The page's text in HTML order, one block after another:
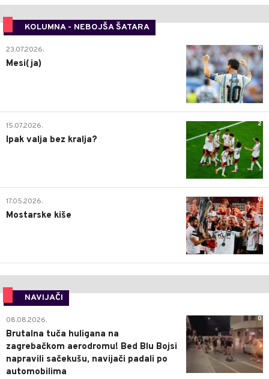
KOLUMNA - NEBOJŠA ŠATARA
0
23.07.2026.
Mesi(ja)
2
15.07.2026.
Ipak valja bez kralja?
0
17.05.2026.
Mostarske kiše
NAVIJAČI
0
08.08.2026.
Brutalna tuča huligana na
zagrebačkom aerodromu! Bed Blu Bojsi
napravili sačekušu, navijači padali po
automobilima